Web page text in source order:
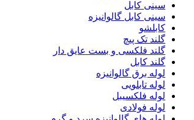
سینی کابل
سینی کابل گالوانیزه
کابلشو
گلند تک پیچ
گلند فلكسی و بست عایق دار
گلند کابل
لوله برق گالوانیزه
لوله تابلویی
لوله فلکسیبل
لوله فولادی